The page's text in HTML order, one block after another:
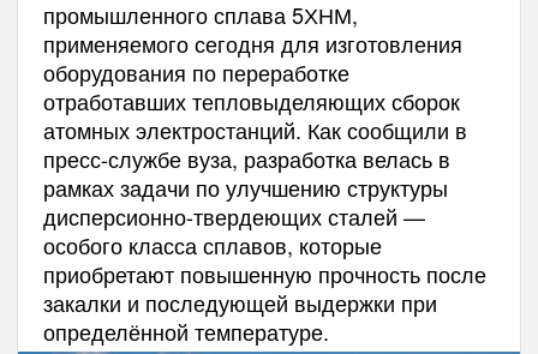
промышленного сплава 5ХНМ,
применяемого сегодня для изготовления
оборудования по переработке
отработавших тепловыделяющих сборок
атомных электростанций. Как сообщили в
пресс-службе вуза, разработка велась в
рамках задачи по улучшению структуры
дисперсионно-твердеющих сталей —
особого класса сплавов, которые
приобретают повышенную прочность после
закалки и последующей выдержки при
определённой температуре.